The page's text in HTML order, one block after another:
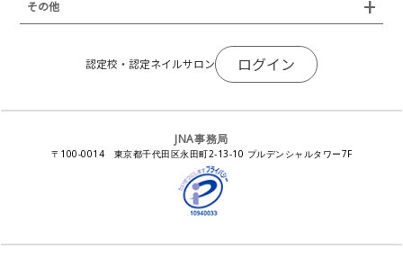
JNAオフィシャル教材
ネイルオブザイヤー
全日本ネイリスト選手権・地区大会
11月ネイル月間
JNAネイルサロン等化学物質管理講習会
トレンドプロジェクトメンバー
法人会員
コンプライアンス／法令遵守
EUにおけるTPO成分を含む化粧品の市場提供禁止について
景品表示法に基づく措置命令について
その他
サポートネイルサロン制度
教材・書籍・刊行物
認定校・認定ネイルサロン ログイン
JNA事務局
〒100-0014 東京都千代田区永田町2-13-10 プルデンシャルタワー7F